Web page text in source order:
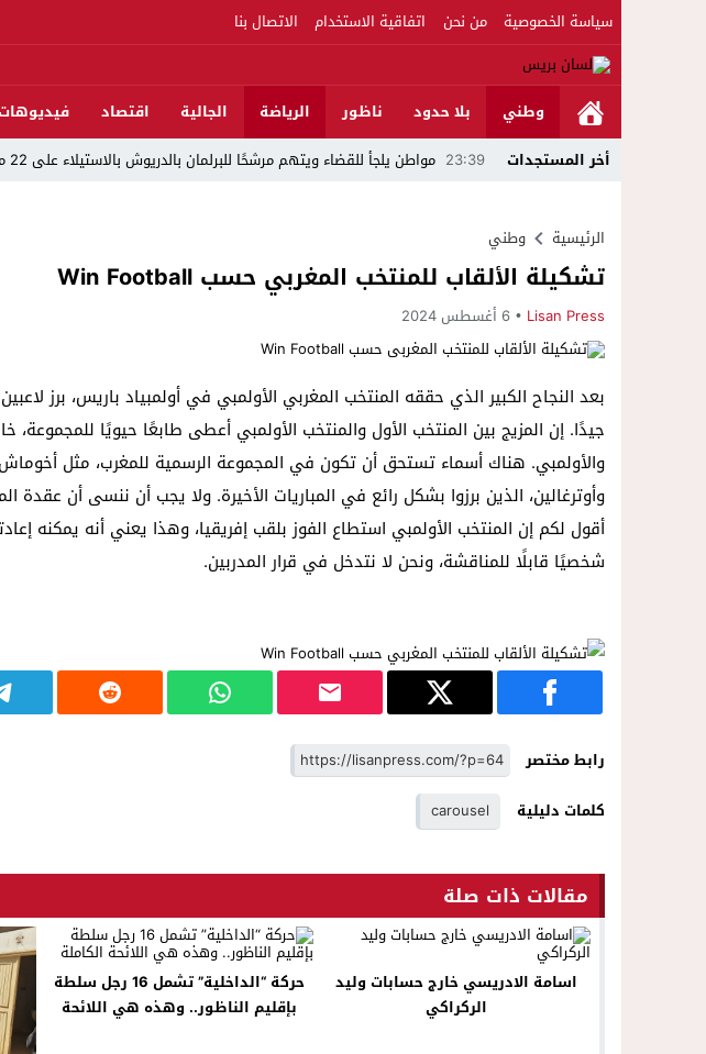
سياسة الخصوصية من نحن اتفاقية الاستخدام الاتصال بنا
وطني بلا حدود ناظور الرياضة الجالية اقتصاد
أخر المستجدات
23:39 مواطن يلجأ للقضاء ويتهم مرشحًا للبرلمان بالدريوش بالاستيلاء على 22 مليون سنتيم
22:15 فيديو..استنفار بحي أفيديون براقة بعد اندلاع حريق داخل ضيعة فلاحية
بحلة جديدة وتطور غير مسبوق عبر تقنية الـ GPS.. منصة “مرحباناظور” تعزز مكانتها كوجهة أولى لسكان إقليمي الناظور والدريوش
14:57 داخل المحكمة..زوجة تمزق أوراق الطلاق وتحتضن زوجها في لحظة أعادت
12:54 أكثر من 45 ألف متفرج يسدلون الستار على دورة استثنائية للمهرجان المتوسطي بالناظور
الرئيسية وطني
تشكيلة الألقاب للمنتخب المغربي حسب Win Football
Lisan Press 6 أغسطس 2024
بعد النجاح الكبير الذي حققه المنتخب المغربي الأولمبي في أولمبياد باريس، برز
جيدًا. إن المزيج بين المنتخب الأول والمنتخب الأولمبي أعطى طابعًا حيويًا للمجموعة،
والأولمبي. هناك أسماء تستحق أن تكون في المجموعة الرسمية للمغرب، مثل
وأوترغالين، الذين برزوا بشكل رائع في المباريات الأخيرة. ولا يجب أن ننسى أن
أقول لكم إن المنتخب الأولمبي استطاع الفوز بلقب إفريقيا، وهذا يعني أنه يمكنه
شخصيًا قابلًا للمناقشة، ونحن لا نتدخل في قرار المدربين.
رابط مختصر
كلمات دليلية
carousel
مقالات ذات صلة
اسامة الادريسي خارج حسابات وليد
الركراكي
حركة “الداخلية” تشمل 16 رجل سلطة
بإقليم الناظور.. وهذه هي اللائحة